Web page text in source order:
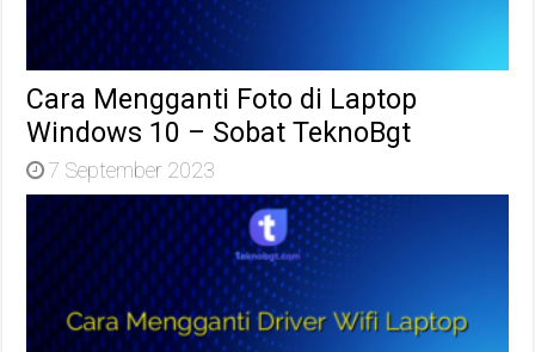
Cara Mengganti Foto di Laptop
Windows 10 – Sobat TeknoBgt
7 September 2023